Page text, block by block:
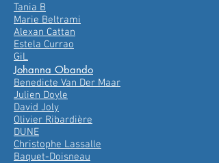
Tania B
Marie Beltrami
Alexan Cattan
Estela Currao
GiL
Johanna Obando
Benedicte Van Der Maar
Julien Doyle
David Joly
Olivier Ribardière
DUNE
Christophe Lassalle
Baquet-Doisneau